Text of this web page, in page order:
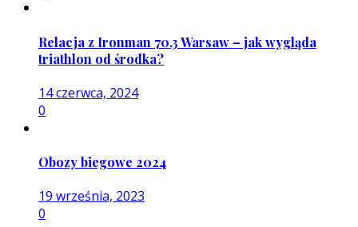
Relacja z Ironman 70.3 Warsaw – jak wygląda
triathlon od środka?
14 czerwca, 2024
0
Obozy biegowe 2024
19 września, 2023
0